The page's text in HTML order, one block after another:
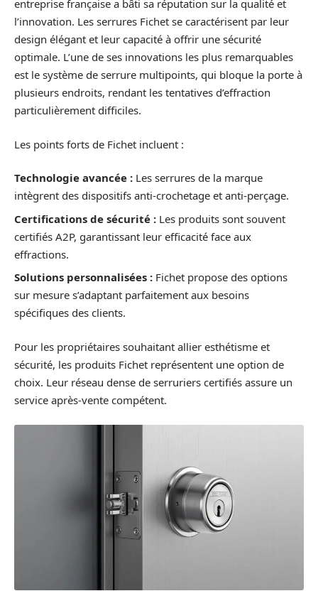
entreprise française a bâti sa réputation sur la qualité et
l’innovation. Les serrures Fichet se caractérisent par leur
design élégant et leur capacité à offrir une sécurité
optimale. L’une de ses innovations les plus remarquables
est le système de serrure multipoints, qui bloque la porte à
plusieurs endroits, rendant les tentatives d’effraction
particulièrement difficiles.
Les points forts de Fichet incluent :
Technologie avancée : Les serrures de la marque
intègrent des dispositifs anti-crochetage et anti-perçage.
Certifications de sécurité : Les produits sont souvent
certifiés A2P, garantissant leur efficacité face aux
effractions.
Solutions personnalisées : Fichet propose des options
sur mesure s’adaptant parfaitement aux besoins
spécifiques des clients.
Pour les propriétaires souhaitant allier esthétisme et
sécurité, les produits Fichet représentent une option de
choix. Leur réseau dense de serruriers certifiés assure un
service après-vente compétent.